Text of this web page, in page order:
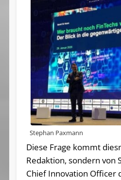
Stephan Paxmann
Diese Frage kommt
Redaktion, sondern von
Chief Innovation Officer